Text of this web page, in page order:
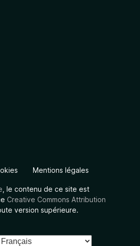
Mentions légales
, le contenu de ce site est
Creative Commons Attribution
version supérieure.